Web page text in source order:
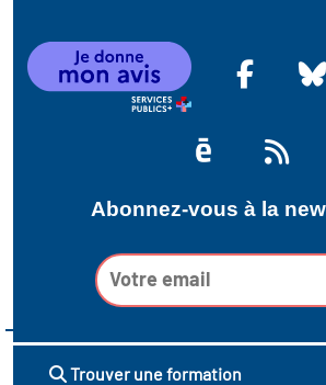
Abonnez-vous à la
Trouver une formation